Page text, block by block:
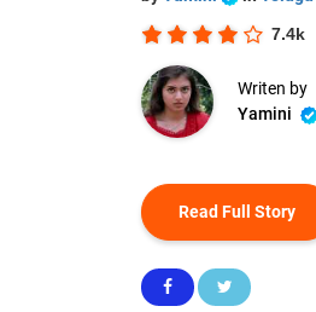
7.4k
Writen by
Yamini
Read Full Story